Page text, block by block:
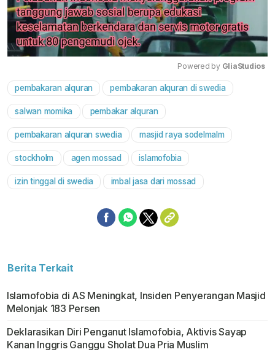
Mute
Powered by GliaStudios
pembakaran alquran pembakaran alquran di swedia
salwan momika pembakar alquran
pembakaran alquran swedia masjid raya sodelmalm
stockholm agen mossad islamofobia
izin tinggal di swedia imbal jasa dari mossad
Berita Terkait
Islamofobia di AS Meningkat, Insiden Penyerangan Masjid
Melonjak 183 Persen
Deklarasikan Diri Penganut Islamofobia, Aktivis Sayap
Kanan Inggris Ganggu Sholat Dua Pria Muslim